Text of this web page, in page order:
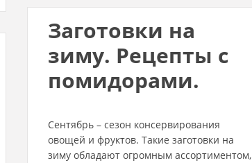
Заготовки на
зиму. Рецепты с
помидорами.
Сентябрь – сезон консервирования
овощей и фруктов. Такие заготовки на
зиму обладают огромным ассортиментом,